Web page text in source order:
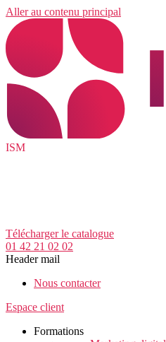
Aller au contenu principal
ISM
Télécharger le catalogue
01 42 21 02 02
Header mail
Nous contacter
Espace client
Formations